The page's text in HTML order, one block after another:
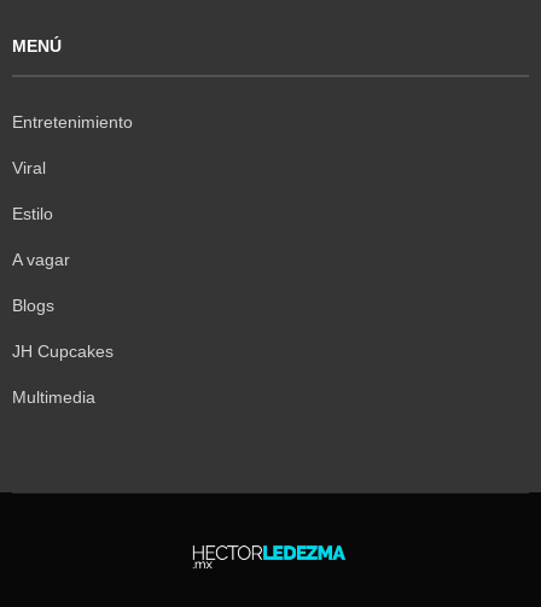
MENÚ
Entretenimiento
Viral
Estilo
A vagar
Blogs
JH Cupcakes
Multimedia